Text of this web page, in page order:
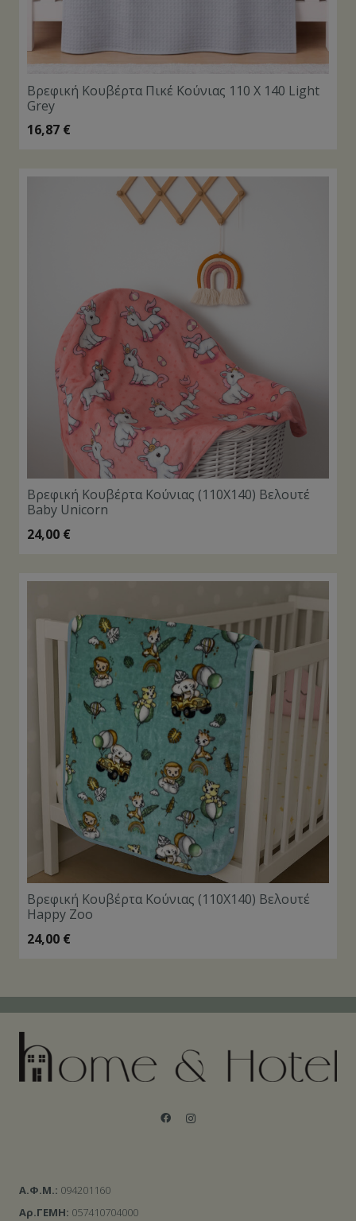
Βρεφική Κουβέρτα Πικέ Κούνιας 110 Χ 140 Light
Grey
16,87 €
Βρεφική Κουβέρτα Κούνιας (110Χ140) Βελουτέ
Baby Unicorn
24,00 €
Βρεφική Κουβέρτα Κούνιας (110Χ140) Βελουτέ
Happy Zoo
24,00 €
Α.Φ.Μ.: 094201160
Αρ.ΓΕΜΗ: 057410704000